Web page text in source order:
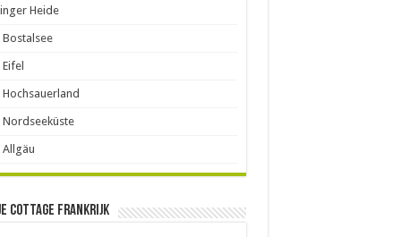
Heide
Bostalsee
Hochsauerland
Nordseeküste
Allgäu
cottage Frankrijk